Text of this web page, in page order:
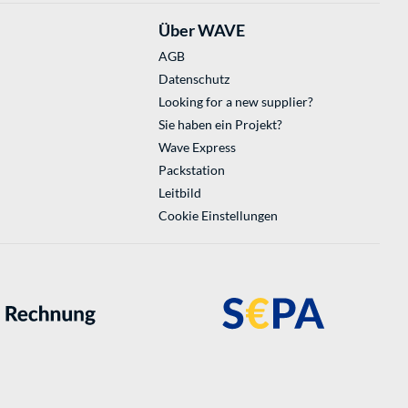
Über WAVE
AGB
Datenschutz
Looking for a new supplier?
Sie haben ein Projekt?
Wave Express
Packstation
Leitbild
Cookie Einstellungen